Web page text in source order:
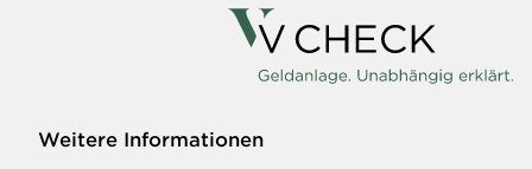
Weitere Informationen